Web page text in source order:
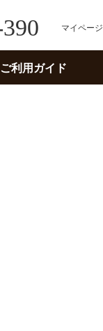
マイページ
ご利用ガイド